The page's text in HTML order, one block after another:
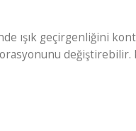
ışık geçirgenliğini